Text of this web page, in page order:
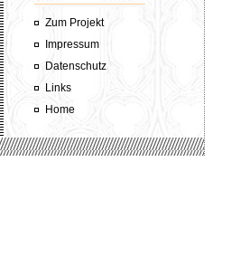
Zum Projekt
Impressum
Datenschutz
Links
Home